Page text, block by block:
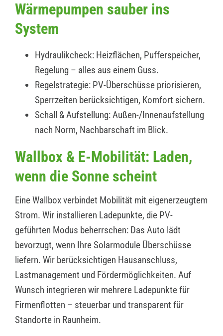
Wärmepumpen sauber ins
System
Hydraulikcheck: Heizflächen, Pufferspeicher,
Regelung – alles aus einem Guss.
Regelstrategie: PV-Überschüsse priorisieren,
Sperrzeiten berücksichtigen, Komfort sichern.
Schall & Aufstellung: Außen-/Innenaufstellung
nach Norm, Nachbarschaft im Blick.
Wallbox & E-Mobilität: Laden,
wenn die Sonne scheint
Eine Wallbox verbindet Mobilität mit eigenerzeugtem
Strom. Wir installieren Ladepunkte, die PV-
geführten Modus beherrschen: Das Auto lädt
bevorzugt, wenn Ihre Solarmodule Überschüsse
liefern. Wir berücksichtigen Hausanschluss,
Lastmanagement und Fördermöglichkeiten. Auf
Wunsch integrieren wir mehrere Ladepunkte für
Firmenflotten – steuerbar und transparent für
Standorte in Raunheim.